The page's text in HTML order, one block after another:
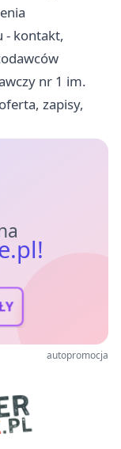
- kontakt,
nr 1 im.
zapisy,
autopromocja